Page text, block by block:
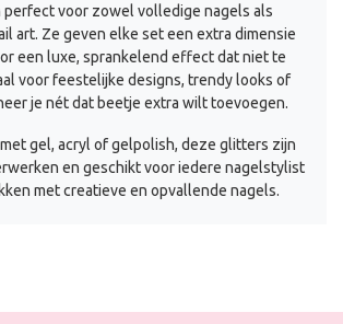
perfect voor zowel volledige nagels als
art. Ze geven elke set een extra dimensie
een luxe, sprankelend effect dat niet te
voor feestelijke designs, trendy looks of
je nét dat beetje extra wilt toevoegen.
gel, acryl of gelpolish, deze glitters zijn
en geschikt voor iedere nagelstylist
met creatieve en opvallende nagels.